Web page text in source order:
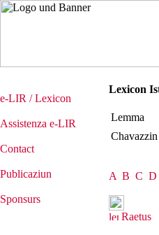
e-LIR / Lexicon
Assistenza e-LIR
Contact
Publicaziun
Sponsurs
Lexicon
Lemma
Chavazzin
A B C D
Raetus